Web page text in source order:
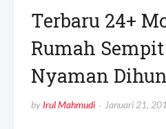
Terbaru 24+
Rumah
Nyaman
by Irul Mahmudi Januari 21,